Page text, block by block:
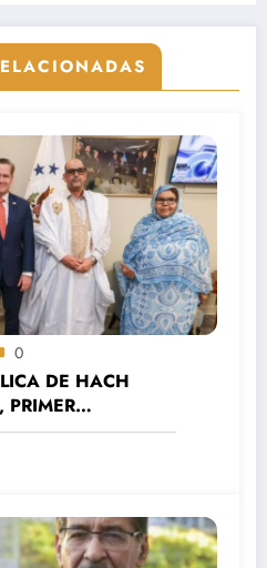
0
DE HACH
PRIMER
(MSP).